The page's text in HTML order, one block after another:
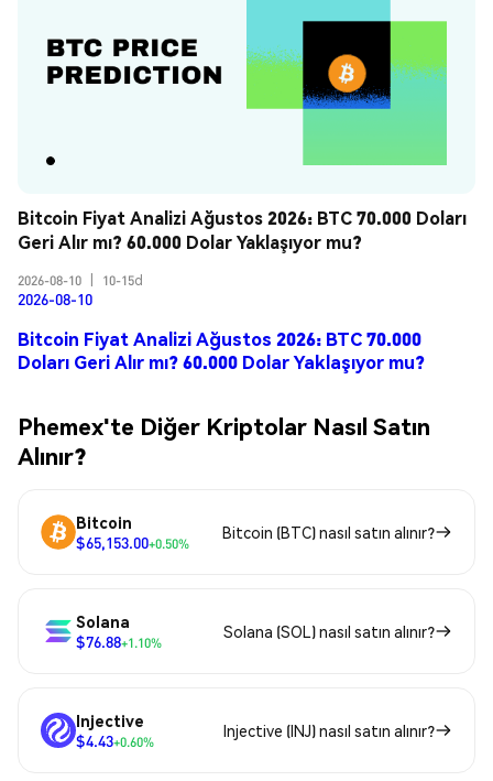
Bitcoin Fiyat Analizi Ağustos 2026: BTC 70.000 Doları
Geri Alır mı? 60.000 Dolar Yaklaşıyor mu?
2026-08-10 10-15d
2026-08-10
Bitcoin Fiyat Analizi Ağustos 2026: BTC 70.000
Doları Geri Alır mı? 60.000 Dolar Yaklaşıyor mu?
Phemex'te Diğer Kriptolar Nasıl Satın
Alınır?
Bitcoin
$65,153.00+0.50%
Bitcoin (BTC) nasıl satın alınır?
Solana
$76.88+1.10%
Solana (SOL) nasıl satın alınır?
Injective
$4.43+0.60%
Injective (INJ) nasıl satın alınır?